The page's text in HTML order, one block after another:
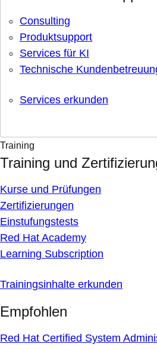
Consulting
Produktsupport
Services für KI
Technische
Services erkunden
Training
Training und
Kurse und Prüfungen
Zertifizierungen
Einstufungstests
Red Hat Academy
Learning Subscription
Trainingsinhalte erkunden
Empfohlen
Red Hat Certified System